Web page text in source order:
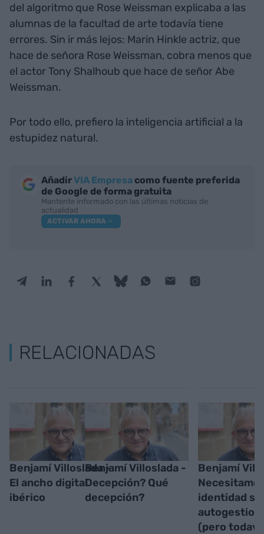
del algoritmo que Rose Weissman explicaba a las
alumnas de la facultad de arte todavía tiene
errores. Sin ir más lejos: Marin Hinkle actriz, que
hace de señora Rose Weissman, cobra menos que
el actor Tony Shalhoub que hace de señor Abe
Weissman.
Por todo ello, prefiero la inteligencia artificial a la
estupidez natural.
AñadirVIA Empresa como fuente preferida
de Google de forma gratuita
Mantente informado con las últimas noticias de
actualidad
ACTIVAR AHORA
RELACIONADAS
Benjamí Villoslada -
El ancho digital
ibérico
Benjamí Villoslada -
Decepción? Qué
decepción?
Benjamí
identidad
(pero